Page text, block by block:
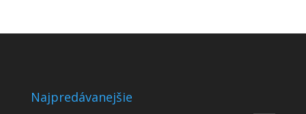
Najpredávanejšie